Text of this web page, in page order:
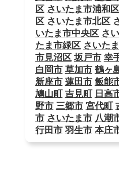
区 さいたま市浦和区
区 さいたま市北区
いたま市中央区 さ
たま市緑区 さいた
市見沼区 坂戸市 幸
白岡市 草加市 鶴ヶ
新座市 蓮田市 飯能
鳩山町
吉見町 日高
野市 三郷市 宮代町
市 さいたま市 八潮
行田市 羽生市 本庄